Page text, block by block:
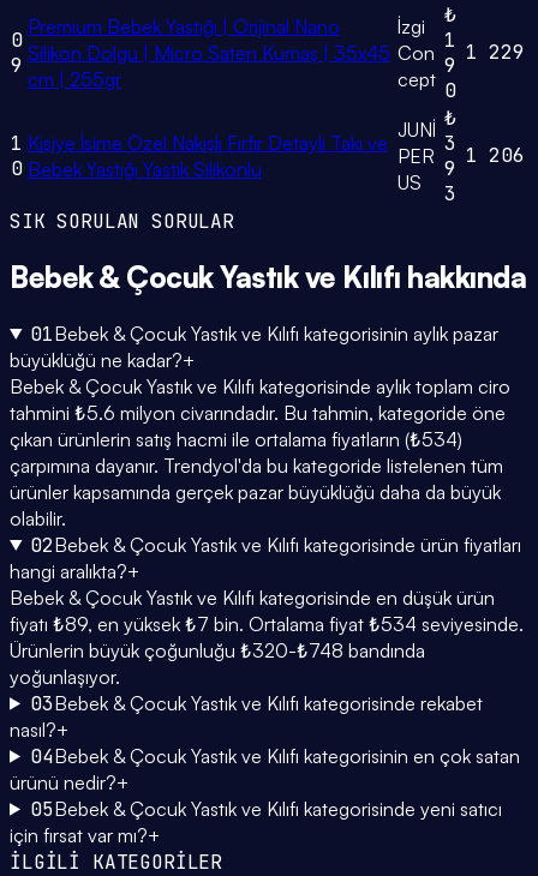
0
9
Premium Bebek Yastığı | Orijinal Nano
Silikon Dolgu | Micro Saten Kumaş | 35x45
cm | 255gr
İzgi
Con
cept
₺
1
9
0
1 229
1
0
Kişiye İsime Özel Nakışlı Fırfır Detaylı Takı ve
Bebek Yastığı Yastık Silikonlu
JUNİ
PER
US
₺
3
9
3
1 206
SIK SORULAN SORULAR
Bebek & Çocuk Yastık ve Kılıfı hakkında
01Bebek & Çocuk Yastık ve Kılıfı kategorisinin aylık pazar
büyüklüğü ne kadar?+
Bebek & Çocuk Yastık ve Kılıfı kategorisinde aylık toplam ciro
tahmini ₺5.6 milyon civarındadır. Bu tahmin, kategoride öne
çıkan ürünlerin satış hacmi ile ortalama fiyatların (₺534)
çarpımına dayanır. Trendyol'da bu kategoride listelenen tüm
ürünler kapsamında gerçek pazar büyüklüğü daha da büyük
olabilir.
02Bebek & Çocuk Yastık ve Kılıfı kategorisinde ürün fiyatları
hangi aralıkta?+
Bebek & Çocuk Yastık ve Kılıfı kategorisinde en düşük ürün
fiyatı ₺89, en yüksek ₺7 bin. Ortalama fiyat ₺534 seviyesinde.
Ürünlerin büyük çoğunluğu ₺320-₺748 bandında
yoğunlaşıyor.
03Bebek & Çocuk Yastık ve Kılıfı kategorisinde rekabet
nasıl?+
04Bebek & Çocuk Yastık ve Kılıfı kategorisinin en çok satan
ürünü nedir?+
05Bebek & Çocuk Yastık ve Kılıfı kategorisinde yeni satıcı
için fırsat var mı?+
İLGİLİ KATEGORİLER